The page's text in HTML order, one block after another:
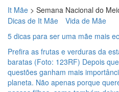
It Mãe > Semana Nacional do
Dicas de It Mãe
Vida de Mãe
5 dicas para ser uma mãe mais
Prefira as frutas e verduras da
baratas (Foto: 123RF) Depois
questões ganham mais
planeta. Não apenas porque